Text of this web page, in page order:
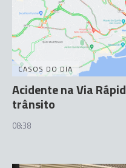
CASOS DO DIA
Acidente na Via
trânsito
08:38